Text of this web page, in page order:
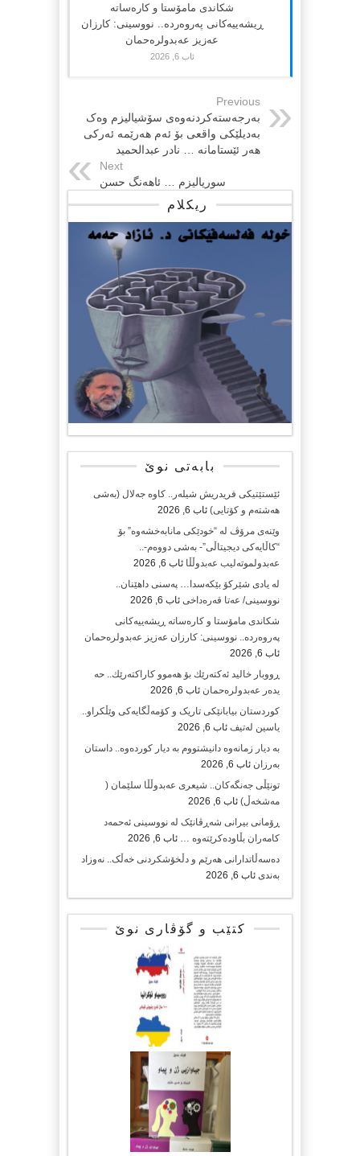
شکاندی مامۆستا و کارەساتە
ڕیشەییەکانی پەروەردە.. نووسینی: کارزان
عەزیز عەبدولرەحمان
ئاب 6, 2026
Previous
بەرجەستەکردنەوەی سۆشیالیزم وەک
بەدیلێکی واقعی بۆ ئەم هەرێمە ئەرکی
هەر ئێستامانە … نادر عبدالحمید
Next
سوریالیزم … ئاهەنگ حسن
ریکلام
بابەتی نوێ
ئێستێتیکی فریدریش شیلەر.. کاوە جەلال (بەشی
هەشتەم و کۆتایی) ئاب 6, 2026
وێنەی مرۆڤ لە “خودێکی مانابەخشەوە” بۆ
“کاڵایەکی دیجیتاڵی”- بەشی دووەم-..
عەبدولموتەلیب عەبدوڵڵا ئاب 6, 2026
لە یادی شێرکۆ بێکەسدا… پەسنی داهێنان..
نووسینی/ عەتا قەرەداخی ئاب 6, 2026
شکاندی مامۆستا و کارەساتە ڕیشەییەکانی
پەروەردە.. نووسینی: کارزان عەزیز عەبدولرەحمان
ئاب 6, 2026
ڕووبار خالید ئەكتەرێك بۆ هەموو كاراكتەرێك.. حه
یدەر عەبدولرەحمان ئاب 6, 2026
کوردستان بیابانێکی تاریک و کۆمەڵگایەکی وێڵکراو..
یاسین لەتیف ئاب 6, 2026
بە دیار زمانەوە دانیشتووم بە دیار کوردەوە.. داستان
بەرزان ئاب 6, 2026
تونێڵی جەنگەکان.. شیعری عەبدوڵڵا سلێمان (
مەشخەڵ) ئاب 6, 2026
ڕۆمانی بیرانی شەڕڤانێک لە نووسینی ئەحمەد
کامەران بڵاودەکرێتەوە … ئاب 6, 2026
دەسەڵاتدارانی هەرێم و دڵخۆشکردنی خەڵک.. نەوزاد
بەندی ئاب 6, 2026
کتێب و گۆڤاری نوێ